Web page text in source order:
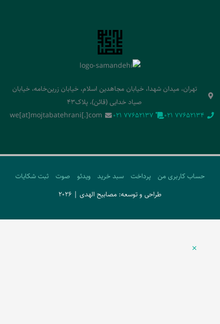
تهران، میدان شهدا، خیابان مجاهدین اسلام، خیابان زرین‌خامه، خیابان
صیاد خدایی (قائن)، پلاک43
‭021 77652134‬
‭021 77652137‬
we[at]mojtabatehrani[.]com
حساب کاربری من پرداخت سبد خرید ویدئو صوت
ثبت شکایات
طراحی و توسعه: مصابیح الهدی | 2026